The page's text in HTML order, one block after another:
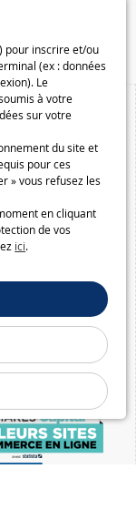
pour inscrire et/ou
(ex : données
Le
à votre
sur votre
du site et
pour ces
» vous refusez les
en cliquant
de vos
ici.